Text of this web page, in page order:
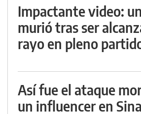
Impactante video:
murió tras ser
rayo en pleno
Así fue el ataque
un influencer en